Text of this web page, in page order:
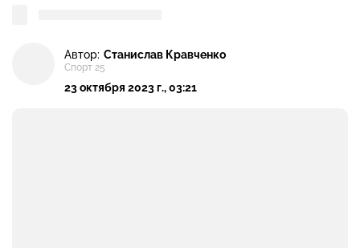
Автор: Станислав Кравченко
Спорт 25
23 октября 2023 г., 03:21